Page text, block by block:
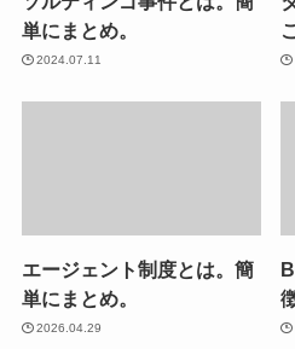
単にまとめ。
2024.07.11
エージェント制度とは。簡
単にまとめ。
2026.04.29